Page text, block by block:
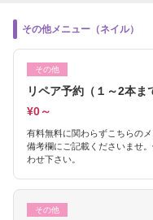
その他メニュー（ネイル）
その他
リペア予約（１～2本ま
¥0～
有料無料に関わらずこちらの
備考欄にご記載くださいませ
わせ下さい。
その他